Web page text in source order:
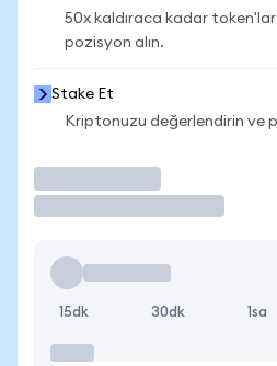
50x kaldıraca kadar
pozisyon alın.
Stake Et
Kriptonuzu değerlendirin ve
15dk 30dk 1sa